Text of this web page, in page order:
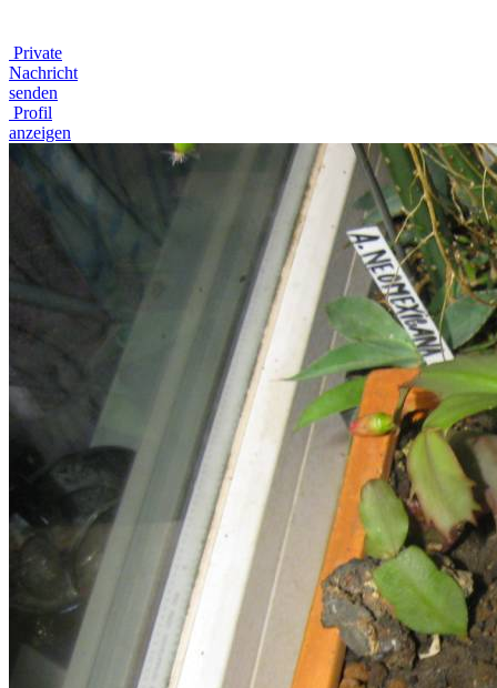
Private
Nachricht
senden
Profil
anzeigen